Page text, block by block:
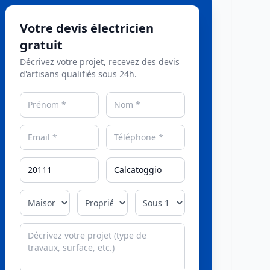
Votre devis électricien
gratuit
Décrivez votre projet, recevez des devis
d'artisans qualifiés sous 24h.